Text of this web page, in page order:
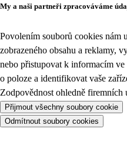
My a naši partneři zpracováváme
Povolením souborů cookies nám
zobrazeného obsahu a reklamy,
nebo přistupovat k informacím ve
o poloze a identifikovat vaše
Zodpovědnost ohledně firemních
Přijmout všechny soubory cookie
Odmítnout soubory cookies